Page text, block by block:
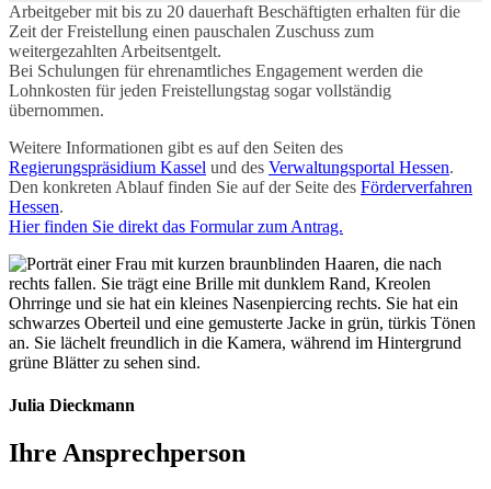
Arbeitgeber mit bis zu 20 dauerhaft Beschäftigten erhalten für die
Zeit der Freistellung einen pauschalen Zuschuss zum
weitergezahlten Arbeitsentgelt.
Bei Schulungen für ehrenamtliches Engagement werden die
Lohnkosten für jeden Freistellungstag sogar vollständig
übernommen.
Weitere Informationen gibt es auf den Seiten des
Regierungspräsidium Kassel und des Verwaltungsportal Hessen.
Den konkreten Ablauf finden Sie auf der Seite des Förderverfahren
Hessen.
Hier finden Sie direkt das Formular zum Antrag.
Julia Dieckmann
Ihre Ansprechperson